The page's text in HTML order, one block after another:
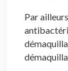
Par